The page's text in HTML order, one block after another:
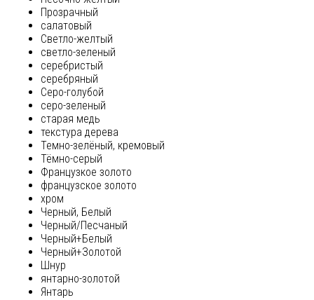
Прозрачный
салатовый
Светло-желтый
светло-зеленый
серебристый
серебряный
Серо-голубой
серо-зеленый
старая медь
текстура дерева
Темно-зелёный, кремовый
Тёмно-серый
Французкое золото
французское золото
хром
Черный, Белый
Черный/Песчаный
Черный+Белый
Черный+Золотой
Шнур
янтарно-золотой
Янтарь